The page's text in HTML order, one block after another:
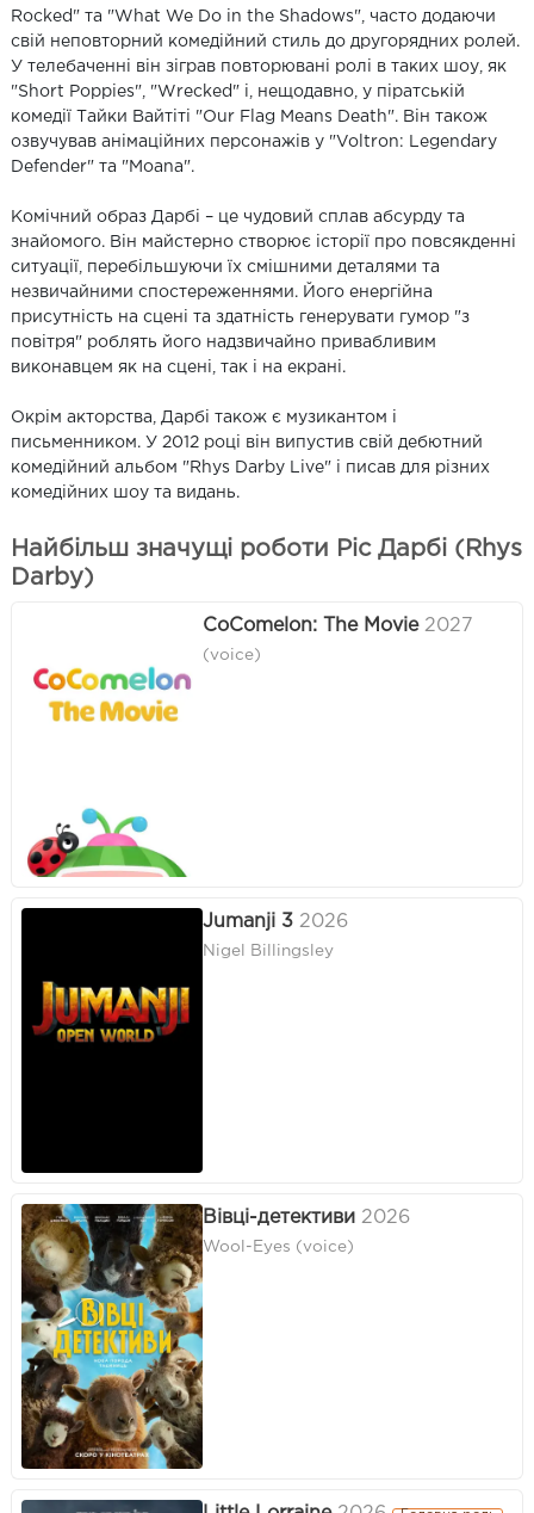
Rocked" та "What We Do in the Shadows", часто додаючи
свій неповторний комедійний стиль до другорядних ролей.
У телебаченні він зіграв повторювані ролі в таких шоу, як
"Short Poppies", "Wrecked" і, нещодавно, у піратській
комедії Тайки Вайтіті "Our Flag Means Death". Він також
озвучував анімаційних персонажів у "Voltron: Legendary
Defender" та "Moana".
Комічний образ Дарбі – це чудовий сплав абсурду та
знайомого. Він майстерно створює історії про повсякденні
ситуації, перебільшуючи їх смішними деталями та
незвичайними спостереженнями. Його енергійна
присутність на сцені та здатність генерувати гумор "з
повітря" роблять його надзвичайно привабливим
виконавцем як на сцені, так і на екрані.
Окрім акторства, Дарбі також є музикантом і
письменником. У 2012 році він випустив свій дебютний
комедійний альбом "Rhys Darby Live" і писав для різних
комедійних шоу та видань.
Найбільш значущі роботи Ріс Дарбі (Rhys
Darby)
CoComelon: The Movie 2027
(voice)
Jumanji 3 2026
Nigel Billingsley
Вівці-детективи 2026
Wool-Eyes (voice)